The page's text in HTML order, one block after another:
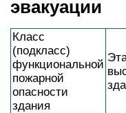
эвакуации
Класс
(подкласс)
функциональной
пожарной
опасности
здания